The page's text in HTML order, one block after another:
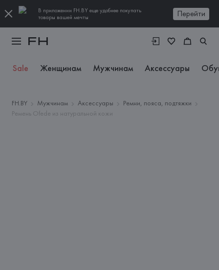
В приложении FH.BY еще удобнее покупать
товары вашей мечты
Перейти
Sale Женщинам Мужчинам Аксессуары
FH.BY Мужчинам Аксессуары
Ремни, пояса, подтяжки
Ремень Ofede из натуральной кожи